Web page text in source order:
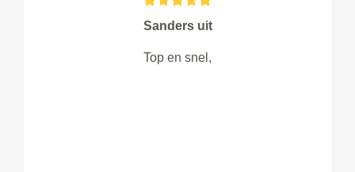
Sanders uit
Top en snel,